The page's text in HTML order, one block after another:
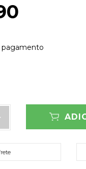
pagamento